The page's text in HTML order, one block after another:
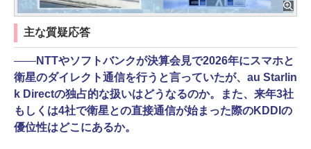
主な質疑応答
――NTTやソフトバンクが決算会見で2026年にスマホと
衛星のダイレクト通信を行うと言っていたが、au Starlin
k Directの独占的な扱いはどうなるのか。また、来年3社
もしくは4社で衛星との直接通信が始まった際のKDDIの
優位性はどこにあるか。